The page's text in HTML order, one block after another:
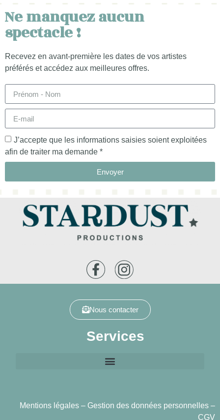
Ne manquez aucun
spectacle !
Recevez en avant-première les dates de vos artistes
préférés et accédez aux meilleures offres.
J’accepte que les informations saisies soient exploitées
afin de traiter ma demande *
Envoyer
Nous contacter
Services
Mentions légales – Gestion des données personnelles –
CGV